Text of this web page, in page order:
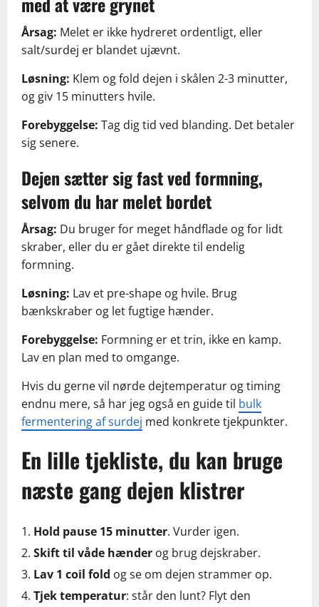
Årsag: Melet er ikke hydreret ordentligt, eller
salt/surdej er blandet ujævnt.
Løsning: Klem og fold dejen i skålen 2-3 minutter,
og giv 15 minutters hvile.
Forebyggelse: Tag dig tid ved blanding. Det betaler
sig senere.
Dejen sætter sig fast ved formning,
selvom du har melet bordet
Årsag: Du bruger for meget håndflade og for lidt
skraber, eller du er gået direkte til endelig
formning.
Løsning: Lav et pre-shape og hvile. Brug
bænkskraber og let fugtige hænder.
Forebyggelse: Formning er et trin, ikke en kamp.
Lav en plan med to omgange.
Hvis du gerne vil nørde dejtemperatur og timing
endnu mere, så har jeg også en guide til bulk
fermentering af surdej med konkrete tjekpunkter.
En lille tjekliste, du kan bruge
næste gang dejen klistrer
Hold pause 15 minutter. Vurder igen.
Skift til våde hænder og brug dejskraber.
Lav 1 coil fold og se om dejen strammer op.
Tjek temperatur: står den lunt? Flyt den